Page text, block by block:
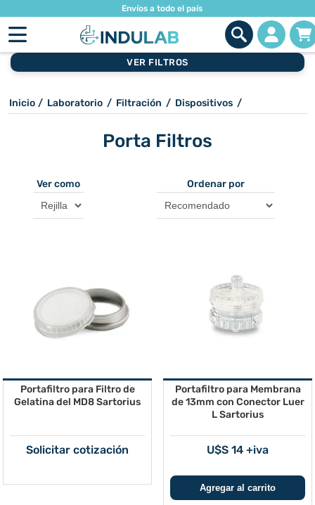
Envíos a todo el país
VER FILTROS
Inicio / Laboratorio / Filtración / Dispositivos /
Porta Filtros
Ver como Ordenar por
Portafiltro para Filtro de
Gelatina del MD8 Sartorius
Solicitar cotización
Portafiltro para Membrana
de 13mm con Conector Luer
L Sartorius
U$S 14 +iva